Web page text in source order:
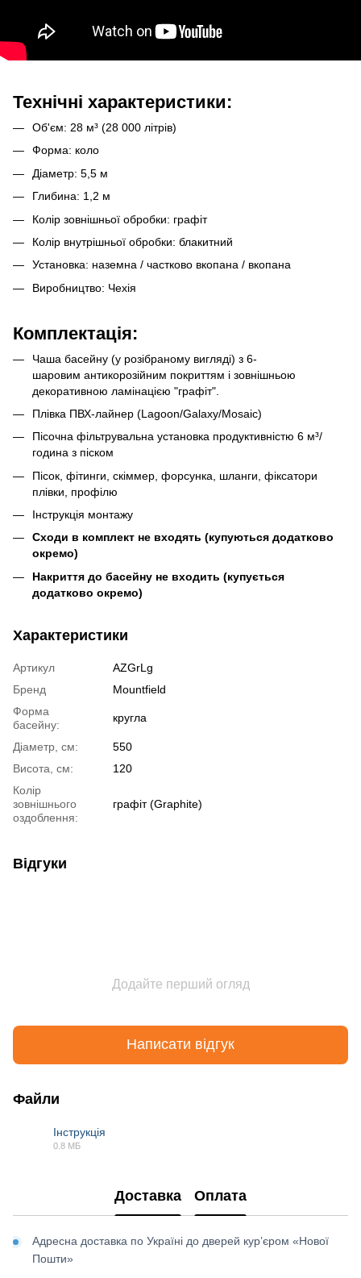
Технічні характеристики:
Об'єм: 28 м³ (28 000 літрів)
Форма: коло
Діаметр: 5,5 м
Глибина: 1,2 м
Колір зовнішньої обробки: графіт
Колір внутрішньої обробки: блакитний
Установка: наземна / частково вкопана / вкопана
Виробництво: Чехія
Комплектація:
Чаша басейну (у розібраному вигляді) з 6-
шаровим антикорозійним покриттям і зовнішньою
декоративною ламінацією "графіт".
Плівка ПВХ-лайнер (Lagoon/Galaxy/Mosaic)
Пісочна фільтрувальна установка продуктивністю 6 м³/
година з піском
Пісок, фітинги, скіммер, форсунка, шланги, фіксатори
плівки, профілю
Інструкція монтажу
Сходи в комплект не входять (купуються додатково
окремо)
Накриття до басейну не входить (купується
додатково окремо)
Характеристики
Артикул
AZGrLg
Бренд
Mountfield
Форма
басейну:
кругла
Діаметр, см:
550
Висота, см:
120
Колір
зовнішнього
оздоблення:
графіт (Graphite)
Відгуки
Додайте перший огляд
Написати відгук
Файли
Інструкція
0.8 МБ
Доставка Оплата
Адресна доставка по Україні до дверей кур’єром «Нової
Пошти»